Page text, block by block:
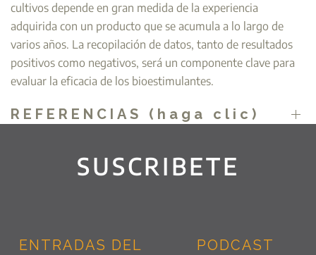
cultivos depende en gran medida de la experiencia
adquirida con un producto que se acumula a lo largo de
varios años. La recopilación de datos, tanto de resultados
positivos como negativos, será un componente clave para
evaluar la eficacia de los bioestimulantes.
REFERENCIAS (haga clic)
SUSCRIBETE
ENTRADAS DEL
PODCAST